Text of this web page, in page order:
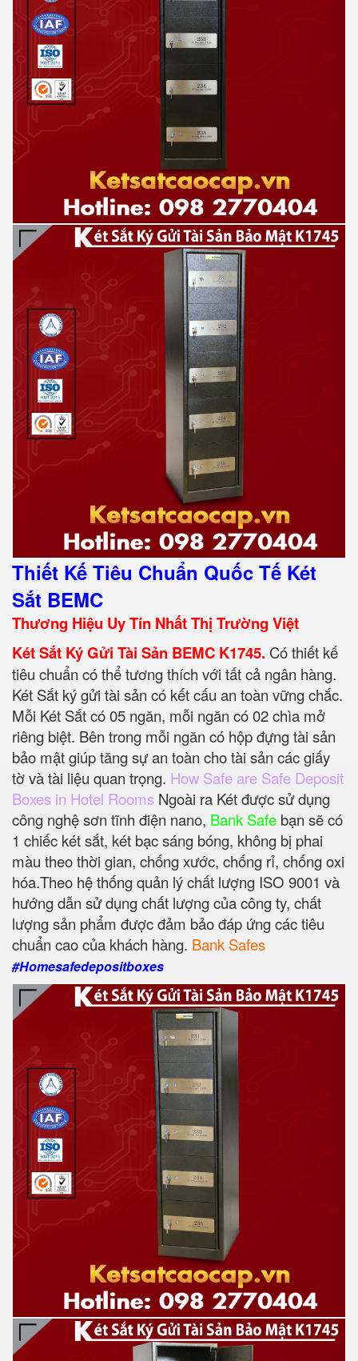
Thiết Kế Tiêu Chuẩn Quốc Tế Két
Sắt BEMC
Thương Hiệu Uy Tín Nhất Thị Trường Việt
Két Sắt Ký Gửi Tài Sản BEMC K1745. Có thiết kế
tiêu chuẩn có thể tương thích với tất cả ngân hàng.
Két Sắt ký gửi tài sản có kết cấu an toàn vững chắc.
Mỗi Két Sắt có 05 ngăn, mỗi ngăn có 02 chìa mở
riêng biệt. Bên trong mỗi ngăn có hộp đựng tài sản
bảo mật giúp tăng sự an toàn cho tài sản các giấy
tờ và tài liệu quan trọng. How Safe are Safe Deposit
Boxes in Hotel Rooms Ngoài ra Két được sử dụng
công nghệ sơn tĩnh điện nano, Bank Safe bạn sẽ có
1 chiếc két sắt, két bạc sáng bóng, không bị phai
màu theo thời gian, chống xước, chống rỉ, chống oxi
hóa.Theo hệ thống quản lý chất lượng ISO 9001 và
hướng dẫn sử dụng chất lượng của công ty, chất
lượng sản phẩm được đảm bảo đáp ứng các tiêu
chuẩn cao của khách hàng. Bank Safes
#Homesafedepositboxes